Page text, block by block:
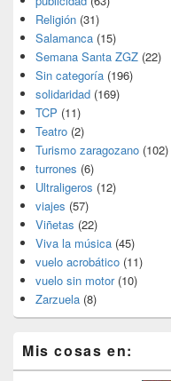
Religión (31)
Salamanca (15)
Semana Santa ZGZ (22)
Sin categoría (196)
solidaridad (169)
TCP (11)
Teatro (2)
Turismo zaragozano (102)
turrones (6)
Ultraligeros (12)
viajes (57)
Viñetas (22)
Viva la música (45)
vuelo acrobático (11)
vuelo sin motor(10)
Zarzuela (8)
Mis cosas en: